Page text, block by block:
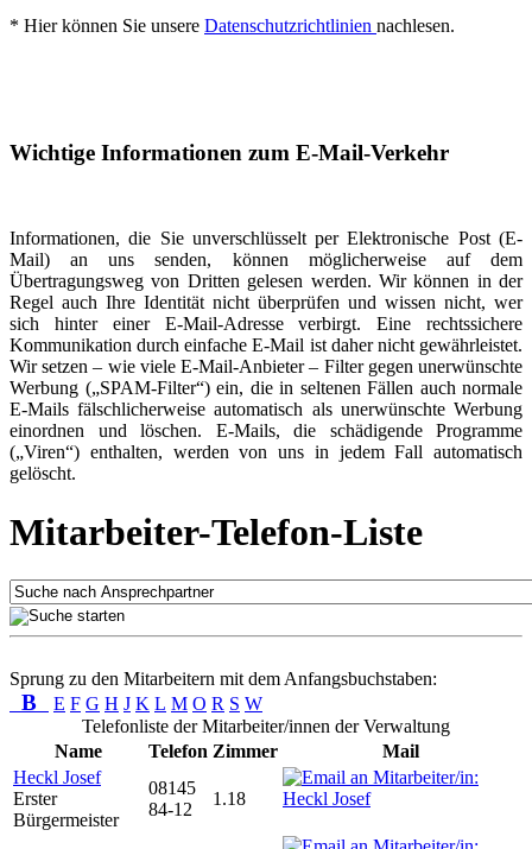
* Hier können Sie unsere Datenschutzrichtlinien nachlesen.
Wichtige Informationen zum E-Mail-Verkehr
Informationen, die Sie unverschlüsselt per Elektronische Post (E-
Mail) an uns senden, können möglicherweise auf dem
Übertragungsweg von Dritten gelesen werden. Wir können in der
Regel auch Ihre Identität nicht überprüfen und wissen nicht, wer
sich hinter einer E-Mail-Adresse verbirgt. Eine rechtssichere
Kommunikation durch einfache E-Mail ist daher nicht gewährleistet.
Wir setzen – wie viele E-Mail-Anbieter – Filter gegen unerwünschte
Werbung („SPAM-Filter“) ein, die in seltenen Fällen auch normale
E-Mails fälschlicherweise automatisch als unerwünschte Werbung
einordnen und löschen. E-Mails, die schädigende Programme
(„Viren“) enthalten, werden von uns in jedem Fall automatisch
gelöscht.
Mitarbeiter-Telefon-Liste
Sprung zu den Mitarbeitern mit dem Anfangsbuchstaben:
B E F G H J K L M O R S W
Telefonliste der Mitarbeiter/innen der Verwaltung
Name
Telefon Zimmer
Mail
Heckl Josef
Erster
Bürgermeister
08145
84-12
1.18